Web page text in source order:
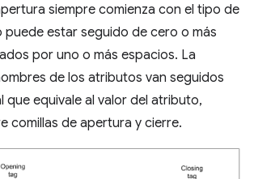
siempre comienza con el tipo de
puede estar seguido de cero o más
por uno o más espacios. La
de los atributos van seguidos
que equivale al valor del atributo,
comillas de apertura y cierre.